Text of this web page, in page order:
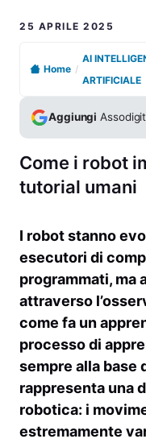
25 APRILE 2025
Home /
AI
ARTIFICIALE
Aggiungi
Come i robot
tutorial umani
I robot stanno
esecutori di
programmati, ma
attraverso
come fa un
processo di
sempre alla base
rappresenta una
robotica: i
estremamente